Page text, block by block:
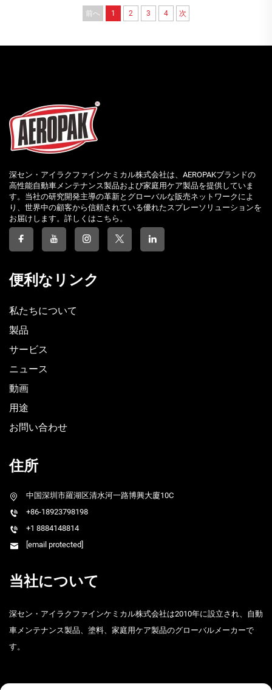
りいただき、AEROPAKの最新家庭用エアゾール製品をご覧くださ
い…
前へ 1 2 3 4 次
深セン・アイラクファインケミカル株式会社は、AEROPAKブランドの
高性能自動車メンテナンス製品および家庭用ケア製品を提供していま
す。当社の研究開発主導の革新とグローバルな販売ネットワークによ
り、世界中の顧客から信頼されている優れたスプレーソリューションを
お届けします。詳しくはこちら。
便利なリンク
私たちについて
製品
サービス
ニュース
動画
用途
お問い合わせ
住所
中国深圳市羅湖区清水河一路博興大廈10C
+86-18923798198
+1 8884148814
[email protected]
当社について
深セン・アイラクファインケミカル株式会社は2010年に設立され、自動
車メンテナンス製品、塗料、家庭用ケア製品のグローバルメーカーで
す。